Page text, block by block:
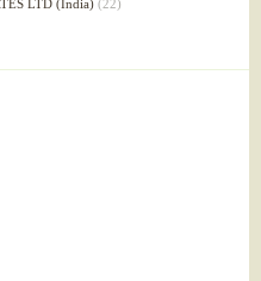
LTD (India) (22)